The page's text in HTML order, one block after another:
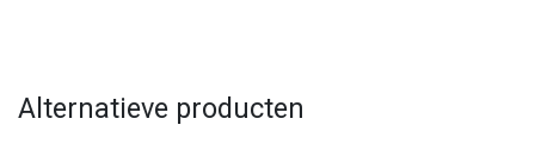
Alternatieve producten